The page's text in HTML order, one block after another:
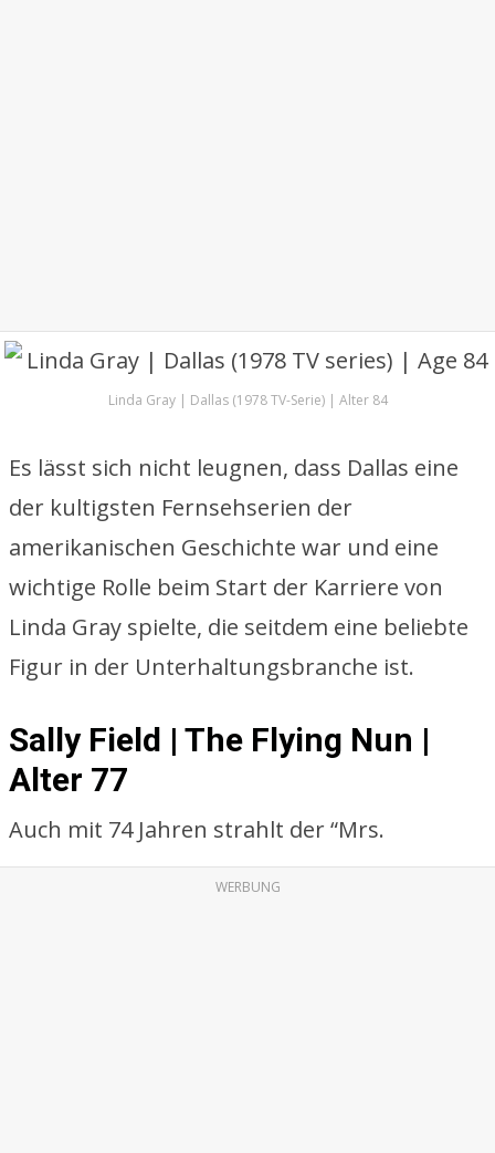
Linda Gray | Dallas (1978 TV-Serie) | Alter 84
Es lässt sich nicht leugnen, dass Dallas eine
der kultigsten Fernsehserien der
amerikanischen Geschichte war und eine
wichtige Rolle beim Start der Karriere von
Linda Gray spielte, die seitdem eine beliebte
Figur in der Unterhaltungsbranche ist.
Sally Field | The Flying Nun |
Alter 77
Auch mit 74 Jahren strahlt der “Mrs.
WERBUNG